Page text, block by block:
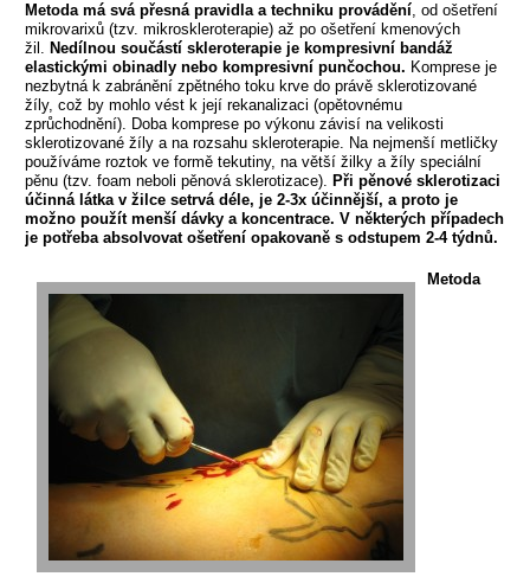
Metoda má svá přesná pravidla a techniku provádění, od ošetření
mikrovarixů (tzv. mikroskleroterapie) až po ošetření kmenových
žil. Nedílnou součástí skleroterapie je kompresivní bandáž
elastickými obinadly nebo kompresivní punčochou. Komprese je
nezbytná k zabránění zpětného toku krve do právě sklerotizované
žíly, což by mohlo vést k její rekanalizaci (opětovnému
zprůchodnění). Doba komprese po výkonu závisí na velikosti
sklerotizované žíly a na rozsahu skleroterapie. Na nejmenší metličky
používáme roztok ve formě tekutiny, na větší žilky a žíly speciální
pěnu (tzv. foam neboli pěnová sklerotizace). Při pěnové sklerotizaci
účinná látka v žilce setrvá déle, je 2-3x účinnější, a proto je
možno použít menší dávky a koncentrace. V některých případech
je potřeba absolvovat ošetření opakovaně s odstupem 2-4 týdnů.
Metoda